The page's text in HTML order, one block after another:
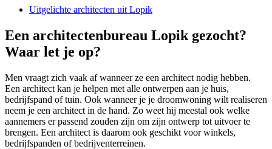
Uitgelichte architecten uit Lopik
Een architectenbureau Lopik gezocht?
Waar let je op?
Men vraagt zich vaak af wanneer ze een architect nodig hebben.
Een architect kan je helpen met alle ontwerpen aan je huis,
bedrijfspand of tuin. Ook wanneer je je droomwoning wilt realiseren
neem je een architect in de hand. Zo weet hij meestal ook welke
aannemers er passend zouden zijn om zijn ontwerp tot uitvoer te
brengen. Een architect is daarom ook geschikt voor winkels,
bedrijfspanden of bedrijventerreinen.